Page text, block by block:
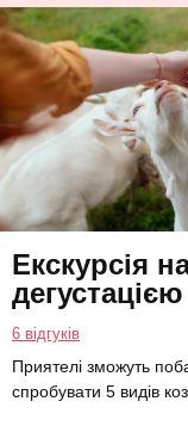
Екскурсія
6 відгуків
Приятелі зможуть
спробувати 5 видів